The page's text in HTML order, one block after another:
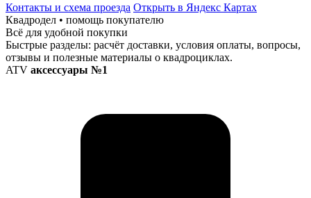
Контакты и схема проезда Открыть в Яндекс Картах
Квадродел • помощь покупателю
Всё для удобной покупки
Быстрые разделы: расчёт доставки, условия оплаты, вопросы,
отзывы и полезные материалы о квадроциклах.
ATV аксессуары №1